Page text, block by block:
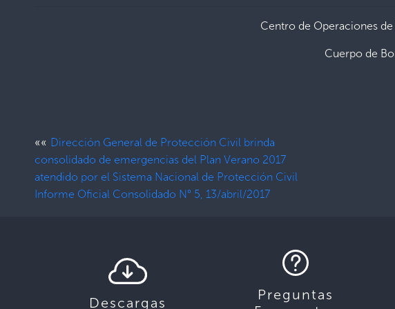
Centro de Operaciones
Cuerpo de
«« Dirección General de Protección Civil brinda
consolidado de emergencias del Plan Verano 2017
atendido por el Sistema Nacional de Protección Civil
Informe Oficial Consolidado N° 5, 13/abril/2017
Descargas
Preguntas